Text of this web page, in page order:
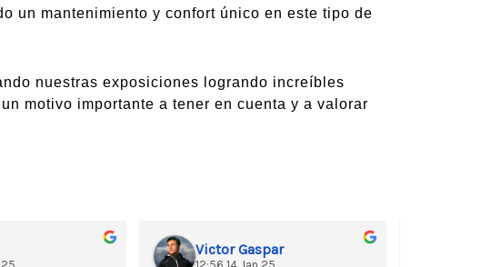
un mantenimiento y confort único en este tipo de
nuestras exposiciones logrando increíbles
motivo importante a tener en cuenta y a valorar
Victor Gaspar